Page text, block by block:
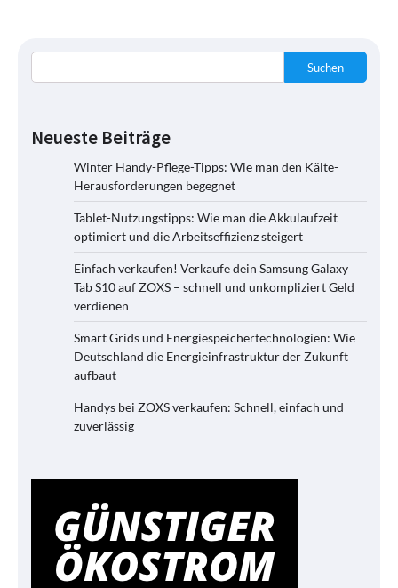
Suchen
Neueste Beiträge
Winter Handy-Pflege-Tipps: Wie man den Kälte-
Herausforderungen begegnet
Tablet-Nutzungstipps: Wie man die Akkulaufzeit
optimiert und die Arbeitseffizienz steigert
Einfach verkaufen! Verkaufe dein Samsung Galaxy
Tab S10 auf ZOXS – schnell und unkompliziert Geld
verdienen
Smart Grids und Energiespeichertechnologien: Wie
Deutschland die Energieinfrastruktur der Zukunft
aufbaut
Handys bei ZOXS verkaufen: Schnell, einfach und
zuverlässig